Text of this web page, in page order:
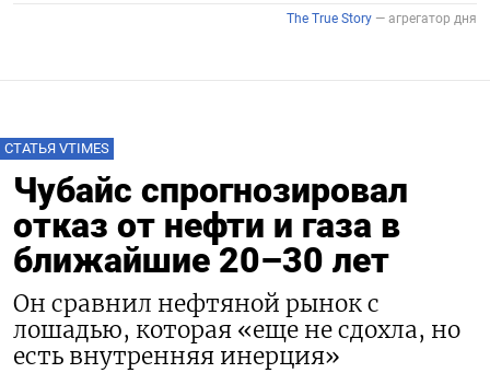
СТАТЬЯ VTIMES
Чубайс спрогнозировал
отказ от нефти и газа в
ближайшие 20–30 лет
Он сравнил нефтяной рынок с
лошадью, которая «еще не сдохла, но
есть внутренняя инерция»